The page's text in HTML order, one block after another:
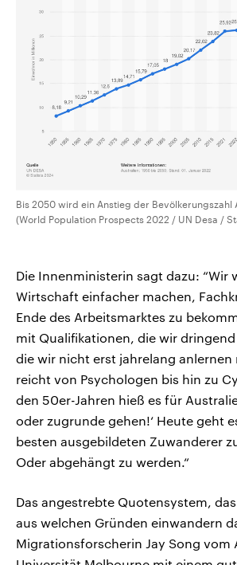
Bis 2050 wird ein Anstieg der Bevölkerungszahl
(World Population Prospects 2022 / UN Desa /
Die Innenministerin sagt dazu: “Wir
Wirtschaft einfacher machen,
Ende des Arbeitsmarktes zu
mit Qualifikationen, die wir
die wir nicht erst jahrelang anlernen
reicht von Psychologen bis hin zu
den 50er-Jahren hieß es für
oder zugrunde gehen!‘ Heute geht
besten ausgebildeten Zuwanderer
Oder abgehängt zu werden.“
Das angestrebte Quotensystem,
aus welchen Gründen einwandern
Migrationsforscherin Jay Song vom